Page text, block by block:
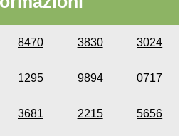
8470 3830 3024
1295 9894 0717
3681 2215 5656